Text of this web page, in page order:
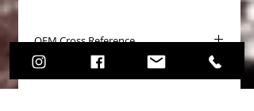
OEM Cross Reference
BMW 34118072019
BMW 34118072020